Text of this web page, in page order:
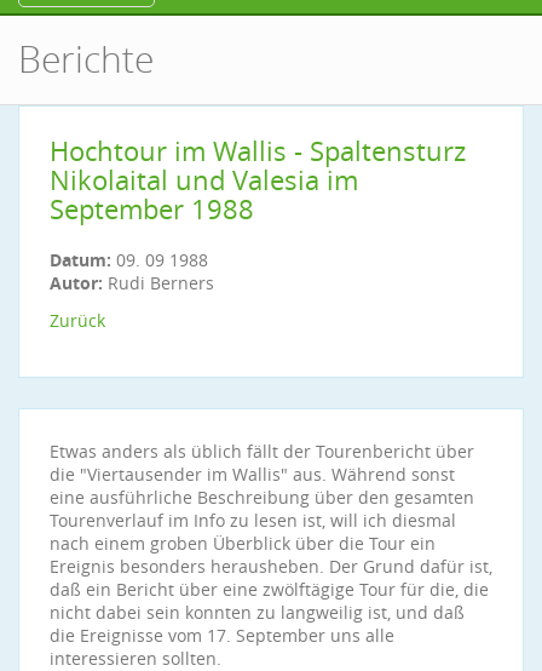
Berichte
Hochtour im Wallis - Spaltensturz
Nikolaital und Valesia im
September 1988
Datum: 09. 09 1988
Autor: Rudi Berners
Zurück
Etwas anders als üblich fällt der Tourenbericht über
die "Viertausender im Wallis" aus. Während sonst
eine ausführliche Beschreibung über den gesamten
Tourenverlauf im Info zu lesen ist, will ich diesmal
nach einem groben Überblick über die Tour ein
Ereignis besonders herausheben. Der Grund dafür ist,
daß ein Bericht über eine zwölftägige Tour für die, die
nicht dabei sein konnten zu langweilig ist, und daß
die Ereignisse vom 17. September uns alle
interessieren sollten.